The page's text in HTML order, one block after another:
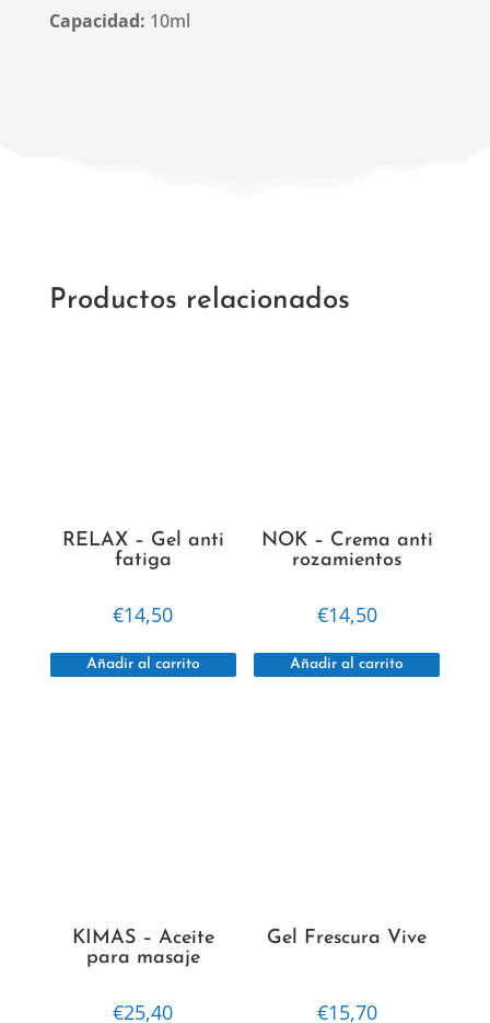
Capacidad: 10ml
Productos relacionados
RELAX – Gel anti
fatiga
€14,50
Añadir al carrito
NOK – Crema anti
rozamientos
€14,50
Añadir al carrito
KIMAS – Aceite
para masaje
€25,40
Gel Frescura Vive
€15,70